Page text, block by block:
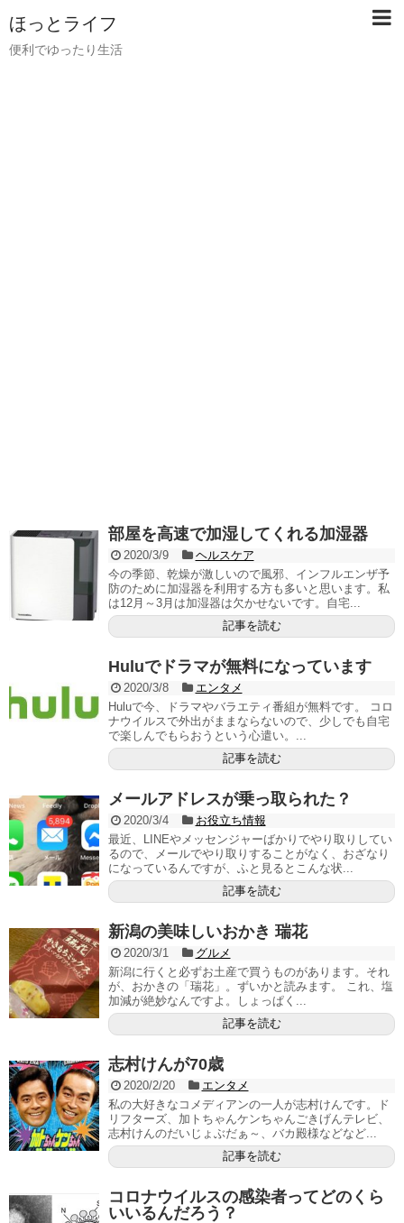
ほっとライフ
便利でゆったり生活
部屋を高速で加湿してくれる加湿器
2020/3/9
ヘルスケア
今の季節、乾燥が激しいので風邪、インフルエンザ予
防のために加湿器を利用する方も多いと思います。私
は12月～3月は加湿器は欠かせないです。自宅...
記事を読む
Huluでドラマが無料になっています
2020/3/8
エンタメ
Huluで今、ドラマやバラエティ番組が無料です。 コロ
ナウイルスで外出がままならないので、少しでも自宅
で楽しんでもらおうという心遣い。...
記事を読む
メールアドレスが乗っ取られた？
2020/3/4
お役立ち情報
最近、LINEやメッセンジャーばかりでやり取りしてい
るので、メールでやり取りすることがなく、おざなり
になっているんですが、ふと見るとこんな状...
記事を読む
新潟の美味しいおかき 瑞花
2020/3/1
グルメ
新潟に行くと必ずお土産で買うものがあります。それ
が、おかきの「瑞花」。ずいかと読みます。 これ、塩
加減が絶妙なんですよ。しょっぱく...
記事を読む
志村けんが70歳
2020/2/20
エンタメ
私の大好きなコメディアンの一人が志村けんです。ド
リフターズ、加トちゃんケンちゃんごきげんテレビ、
志村けんのだいじょぶだぁ～、バカ殿様などなど...
記事を読む
コロナウイルスの感染者ってどのくら
いいるんだろう？